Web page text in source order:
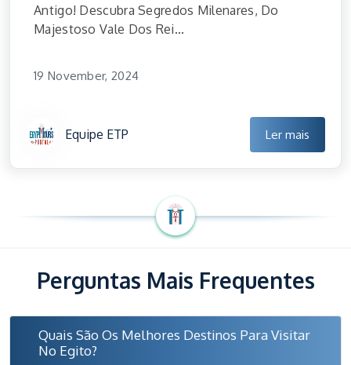
Antigo! Descubra Segredos Milenares, Do
Majestoso Vale Dos Rei...
19 November, 2024
Equipe ETP Ler mais
Perguntas Mais Frequentes
Quais São Os Melhores Destinos Para Visitar
No Egito?